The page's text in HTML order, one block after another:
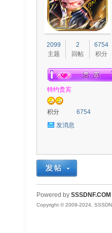
2099
主题
2
回帖
6754
积分
特约贵宾
积分
6754
发消息
Powered by SSSDNF.COM
Copyright © 2009-2024,